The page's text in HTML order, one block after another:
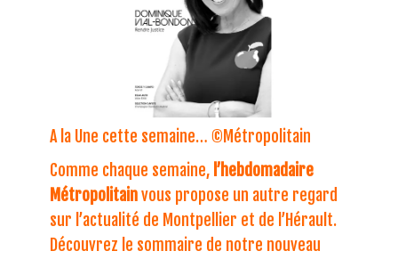
A la Une cette semaine… ©Métropolitain
Comme chaque semaine, l’hebdomadaire
Métropolitainvous propose un autre regard
sur l’actualité de Montpellier et de l’Hérault.
Découvrez le sommaire de notre nouveau